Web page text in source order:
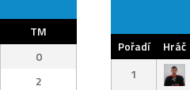
TM
0
2
Pořadí Hráč
1